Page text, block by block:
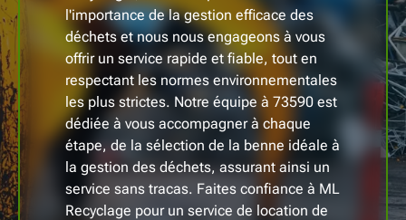
l'importance de la gestion efficace des
déchets et nous nous engageons à vous
offrir un service rapide et fiable, tout en
respectant les normes environnementales
les plus strictes. Notre équipe à 73590 est
dédiée à vous accompagner à chaque
étape, de la sélection de la benne idéale à
la gestion des déchets, assurant ainsi un
service sans tracas. Faites confiance à ML
Recyclage pour un service de location de